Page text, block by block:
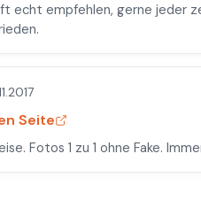
echt empfehlen, gerne jeder
Seite
Fotos 1 zu 1 ohne Fake.